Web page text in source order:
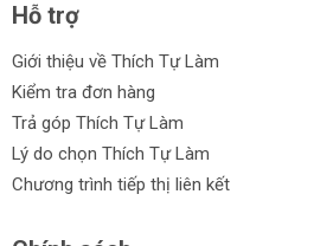
Ưu điểm của đĩa cưa
Sắc bén: Đĩa cưa gỗ được làm
giúp lưỡi cưa sắc bén hơn,
quá trình cắt.
Độ bền: Với công nghệ chế tạo
Hỗ trợ
Giới thiệu về Thích Tự Làm
Kiểm tra đơn hàng
Trả góp Thích Tự Làm
Lý do chọn Thích Tự Làm
Chương trình tiếp thị liên kết